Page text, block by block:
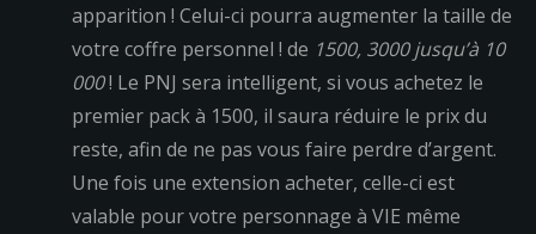
apparition ! Celui-ci pourra augmenter la taille de
votre coffre personnel ! de 1500, 3000 jusqu’à 10
000! Le PNJ sera intelligent, si vous achetez le
premier pack à 1500, il saura réduire le prix du
reste, afin de ne pas vous faire perdre d’argent.
Une fois une extension acheter, celle-ci est
valable pour votre personnage à VIE même